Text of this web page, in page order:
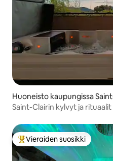
Huoneisto kaupungissa
Vieraiden suosikkien
Vieraiden suosikki